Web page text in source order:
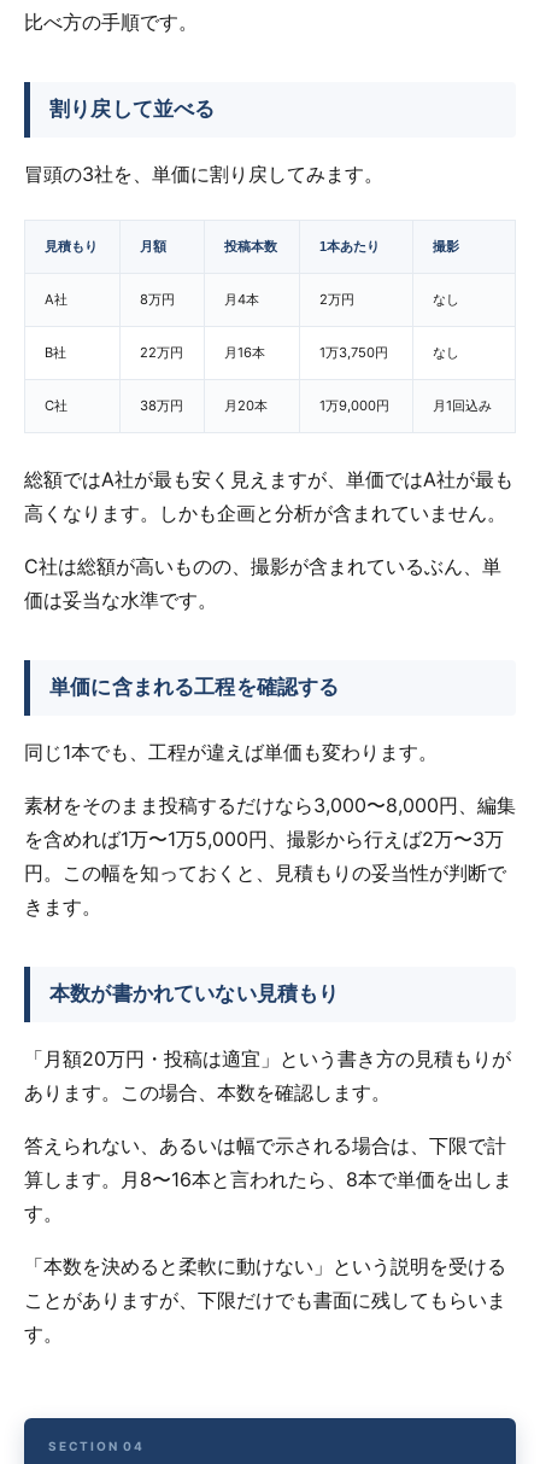
比べ方の手順です。
割り戻して並べる
冒頭の3社を、単価に割り戻してみます。
見積もり 月額 投稿本数 1本あたり 撮影
A社 8万円 月4本 2万円 なし
B社 22万円 月16本 1万3,750円 なし
C社 38万円 月20本 1万9,000円 月1回込み
総額ではA社が最も安く見えますが、単価ではA社が最も
高くなります。しかも企画と分析が含まれていません。
C社は総額が高いものの、撮影が含まれているぶん、単
価は妥当な水準です。
単価に含まれる工程を確認する
同じ1本でも、工程が違えば単価も変わります。
素材をそのまま投稿するだけなら3,000〜8,000円、編集
を含めれば1万〜1万5,000円、撮影から行えば2万〜3万
円。この幅を知っておくと、見積もりの妥当性が判断で
きます。
本数が書かれていない見積もり
「月額20万円・投稿は適宜」という書き方の見積もりが
あります。この場合、本数を確認します。
答えられない、あるいは幅で示される場合は、下限で計
算します。月8〜16本と言われたら、8本で単価を出しま
す。
「本数を決めると柔軟に動けない」という説明を受ける
ことがありますが、下限だけでも書面に残してもらいま
す。